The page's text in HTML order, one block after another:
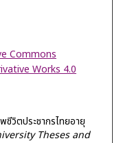
Commons
Works 4.0
วิตประชากรไทยอายุ
Theses and